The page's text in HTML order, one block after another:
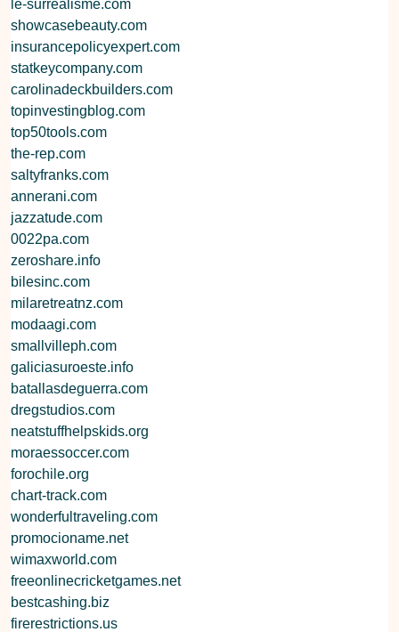
le-surrealisme.com
showcasebeauty.com
insurancepolicyexpert.com
statkeycompany.com
carolinadeckbuilders.com
topinvestingblog.com
top50tools.com
the-rep.com
saltyfranks.com
annerani.com
jazzatude.com
0022pa.com
zeroshare.info
bilesinc.com
milaretreatnz.com
modaagi.com
smallvilleph.com
galiciasuroeste.info
batallasdeguerra.com
dregstudios.com
neatstuffhelpskids.org
moraessoccer.com
forochile.org
chart-track.com
wonderfultraveling.com
promocioname.net
wimaxworld.com
freeonlinecricketgames.net
bestcashing.biz
firerestrictions.us